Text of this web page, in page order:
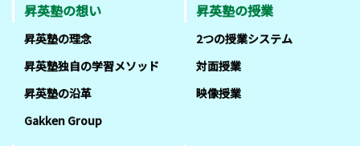
昇英塾の想い
昇英塾の理念
昇英塾独自の学習メソッド
昇英塾の沿革
Gakken Group
昇英塾の授業
2つの授業システム
対面授業
映像授業